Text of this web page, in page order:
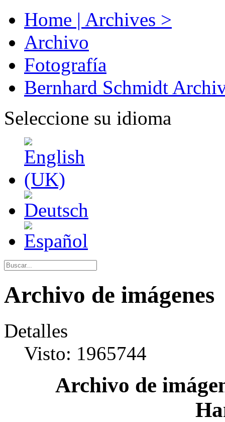
Home | Archives >
Archivo
Fotografía
Bernhard Schmidt
Seleccione su idioma
Archivo de imágenes
Detalles
Visto: 1965744
Archivo de